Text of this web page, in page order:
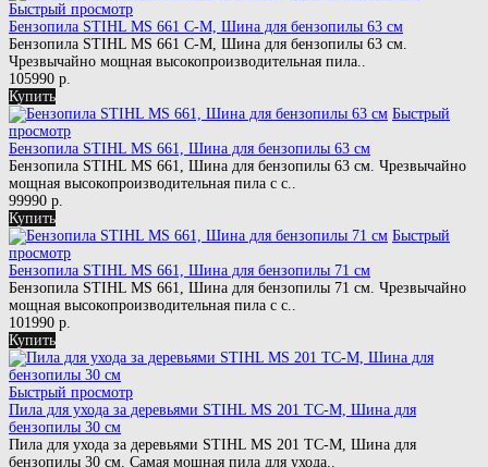
Быстрый просмотр
Бензопила STIHL MS 661 C-M, Шина для бензопилы 63 см
Бензопила STIHL MS 661 C-M, Шина для бензопилы 63 см.
Чрезвычайно мощная высокопроизводительная пила..
105990 р.
Купить
Быстрый
просмотр
Бензопила STIHL MS 661, Шина для бензопилы 63 см
Бензопила STIHL MS 661, Шина для бензопилы 63 см. Чрезвычайно
мощная высокопроизводительная пила с с..
99990 р.
Купить
Быстрый
просмотр
Бензопила STIHL MS 661, Шина для бензопилы 71 см
Бензопила STIHL MS 661, Шина для бензопилы 71 см. Чрезвычайно
мощная высокопроизводительная пила с с..
101990 р.
Купить
Быстрый просмотр
Пила для ухода за деревьями STIHL MS 201 TC-M, Шина для
бензопилы 30 см
Пила для ухода за деревьями STIHL MS 201 TC-M, Шина для
бензопилы 30 см. Самая мощная пила для ухода..